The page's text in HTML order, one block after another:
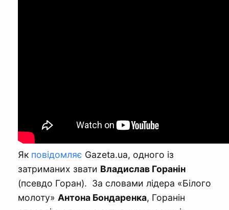
Як повідомляє Gazeta.ua, одного із
затриманих звати Владислав Горанін
(псевдо Горан). За словами лідера «Білого
молоту» Антона Бондаренка, Горанін